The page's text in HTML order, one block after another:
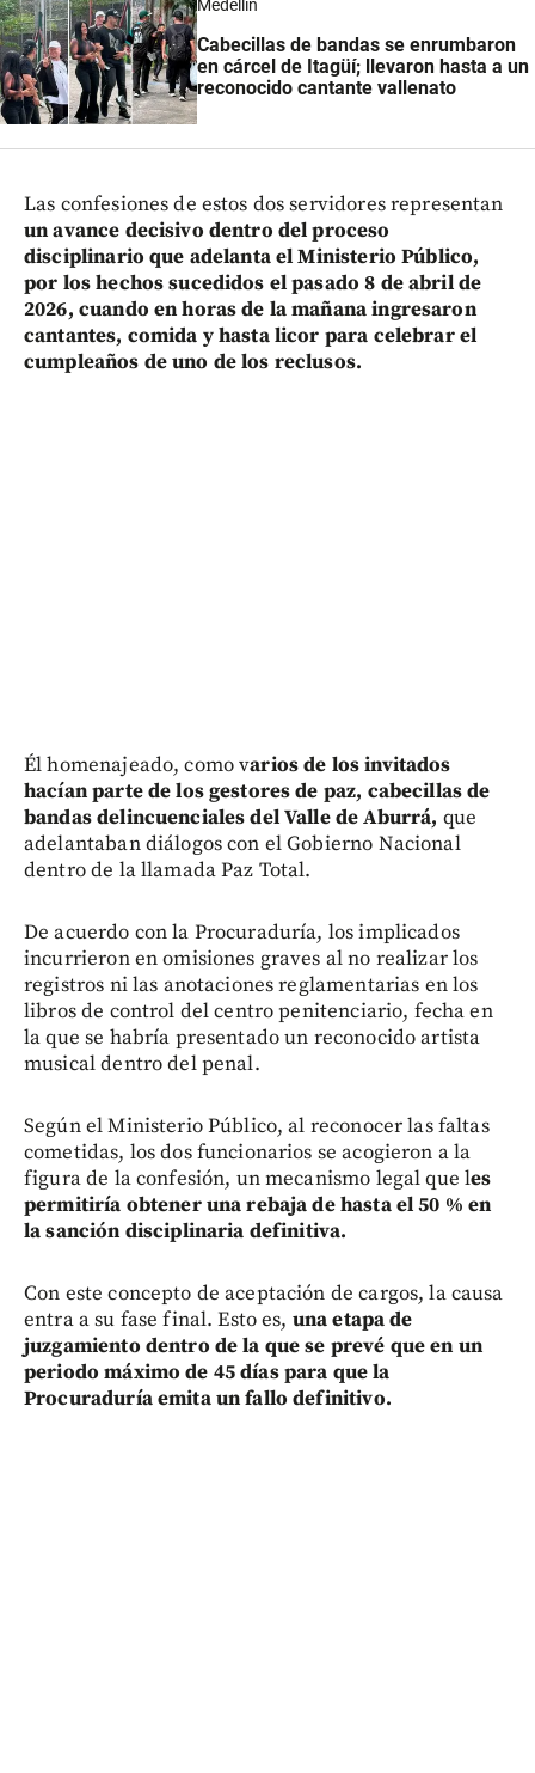
Medellín
Cabecillas de bandas se enrumbaron
en cárcel de Itagüí; llevaron hasta a un
reconocido cantante vallenato
Las confesiones de estos dos servidores representan
un avance decisivo dentro del proceso
disciplinario que adelanta el Ministerio Público,
por los hechos sucedidos el pasado 8 de abril de
2026, cuando en horas de la mañana ingresaron
cantantes, comida y hasta licor para celebrar el
cumpleaños de uno de los reclusos.
Él homenajeado, como varios de los invitados
hacían parte de los gestores de paz, cabecillas de
bandas delincuenciales del Valle de Aburrá, que
adelantaban diálogos con el Gobierno Nacional
dentro de la llamada Paz Total.
De acuerdo con la Procuraduría, los implicados
incurrieron en omisiones graves al no realizar los
registros ni las anotaciones reglamentarias en los
libros de control del centro penitenciario, fecha en
la que se habría presentado un reconocido artista
musical dentro del penal.
Según el Ministerio Público, al reconocer las faltas
cometidas, los dos funcionarios se acogieron a la
figura de la confesión, un mecanismo legal que les
permitiría obtener una rebaja de hasta el 50 % en
la sanción disciplinaria definitiva.
Con este concepto de aceptación de cargos, la causa
entra a su fase final. Esto es, una etapa de
juzgamiento dentro de la que se prevé que en un
periodo máximo de 45 días para que la
Procuraduría emita un fallo definitivo.